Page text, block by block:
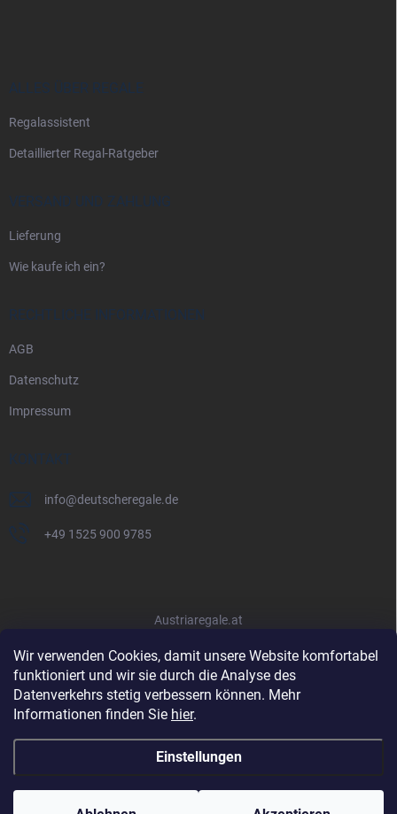
Wir verwenden Cookies, damit unsere Website komfortabel
funktioniert und wir sie durch die Analyse des
Datenverkehrs stetig verbessern können. Mehr
Informationen finden Sie hier.
Einstellungen
ALLES ÜBER REGALE
Regalassistent
Detaillierter Regal-Ratgeber
VERSAND UND ZAHLUNG
Lieferung
Wie kaufe ich ein?
RECHTLICHE INFORMATIONEN
AGB
Datenschutz
Impressum
KONTAKT
info@deutscheregale.de
+49 1525 900 9785
Austriaregale.at
Copyright 2026Deutscheregale.de. Alle Rechte vorbehalten.Cookie-